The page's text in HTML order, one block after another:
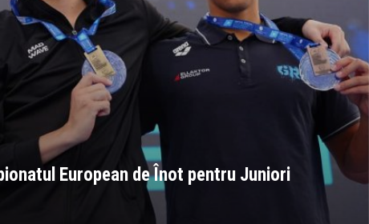
European de Înot pentru Juniori